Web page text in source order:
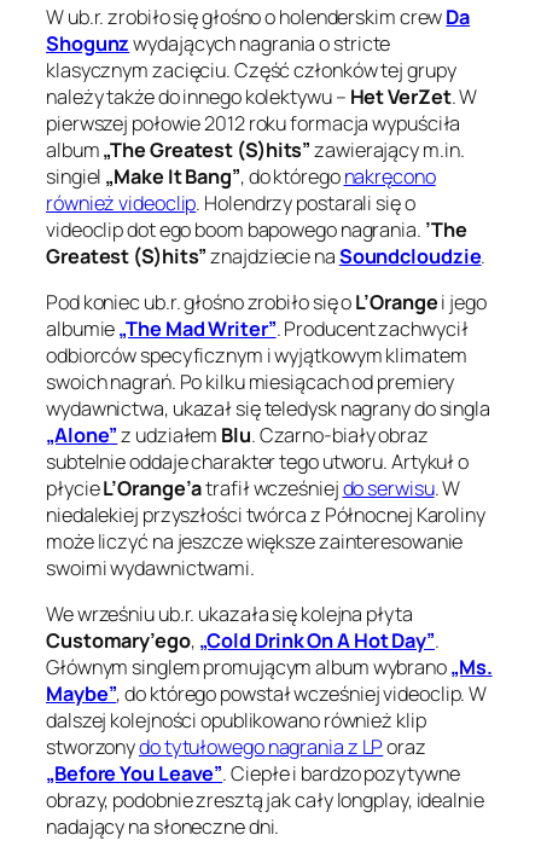
W ub.r. zrobiło się głośno o holenderskim crewDa
Shogunzwydających nagrania o stricte
klasycznym zacięciu. Część członków tej grupy
należy także do innego kolektywu – Het VerZet. W
pierwszej połowie 2012 roku formacja wypuściła
album„The Greatest (S)hits”zawierający m.in.
singiel „Make It Bang”, do któregonakręcono
również videoclip. Holendrzy postarali się o
videoclip dot ego boom bapowego nagrania. ’The
Greatest (S)hits”znajdziecie naSoundcloudzie.
Pod koniec ub.r. głośno zrobiło się oL’Orangei jego
albumie„The Mad Writer”. Producent zachwycił
odbiorców specyficznym i wyjątkowym klimatem
swoich nagrań. Po kilku miesiącach od premiery
wydawnictwa, ukazał się teledysk nagrany do singla
„Alone”z udziałem Blu. Czarno-biały obraz
subtelnie oddaje charakter tego utworu. Artykuł o
płycieL’Orange’atrafił wcześniejdo serwisu. W
niedalekiej przyszłości twórca z Północnej Karoliny
może liczyć na jeszcze większe zainteresowanie
swoimi wydawnictwami.
We wrześniu ub.r. ukazała się kolejna płyta
Customary’ego, „Cold Drink On A Hot Day”.
Głównym singlem promującym album wybrano„Ms.
Maybe”, do którego powstał wcześniej videoclip. W
dalszej kolejności opublikowano również klip
stworzonydo tytułowego nagrania z LPoraz
„Before You Leave”. Ciepłe i bardzo pozytywne
obrazy, podobnie zresztą jak cały longplay, idealnie
nadający na słoneczne dni.